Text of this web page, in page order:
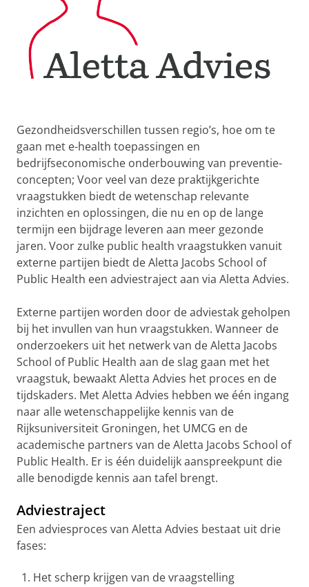
Gezondheidsverschillen tussen regio’s, hoe om te
gaan met e-health toepassingen en
bedrijfseconomische onderbouwing van preventie-
concepten; Voor veel van deze praktijkgerichte
vraagstukken biedt de wetenschap relevante
inzichten en oplossingen, die nu en op de lange
termijn een bijdrage leveren aan meer gezonde
jaren. Voor zulke public health vraagstukken vanuit
externe partijen biedt de Aletta Jacobs School of
Public Health een adviestraject aan via Aletta Advies.
Externe partijen worden door de adviestak geholpen
bij het invullen van hun vraagstukken. Wanneer de
onderzoekers uit het netwerk van de Aletta Jacobs
School of Public Health aan de slag gaan met het
vraagstuk, bewaakt Aletta Advies het proces en de
tijdskaders. Met Aletta Advies hebben we één ingang
naar alle wetenschappelijke kennis van de
Rijksuniversiteit Groningen, het UMCG en de
academische partners van de Aletta Jacobs School of
Public Health. Er is één duidelijk aanspreekpunt die
alle benodigde kennis aan tafel brengt.
Adviestraject
Een adviesproces van Aletta Advies bestaat uit drie
fases:
Het scherp krijgen van de vraagstelling